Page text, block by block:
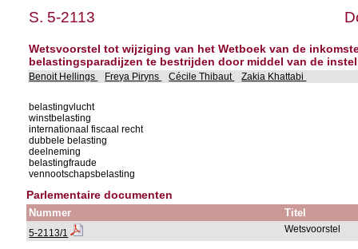
S. 5-2113
Wetsvoorstel tot wijziging van het Wetboek van de
belastingsparadijzen te bestrijden door middel van de
Benoit Hellings Freya Piryns Cécile Thibaut Zakia Khattabi
belastingvlucht
winstbelasting
internationaal fiscaal recht
dubbele belasting
deelneming
belastingfraude
vennootschapsbelasting
Parlementaire documenten
Nummer Titel
5-2113/1 Wetsvoorstel